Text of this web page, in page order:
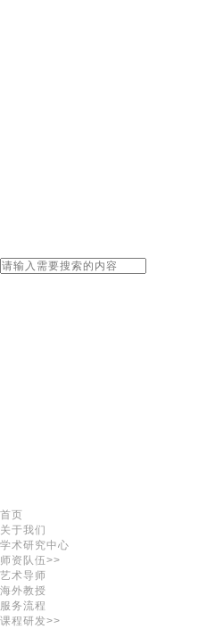
首页
关于我们
学术研究中心
师资队伍>>
艺术导师
海外教授
服务流程
课程研发>>